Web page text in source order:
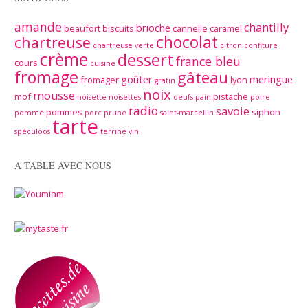
amandebeaufortbiscuits brioche cannelle caramel chantilly
chartreuse chartreuse verte chocolat citron confiture
cours crème cuisine dessertfrance bleu
fromage fromager goûter gratin gâteau lyon meringue
mof mousse noisette noisettes noix oeufs pain pistache poire
pomme pommes porc prune radio saint-marcellin savoie siphon
spéculoos tarte terrine vin
A TABLE AVEC NOUS